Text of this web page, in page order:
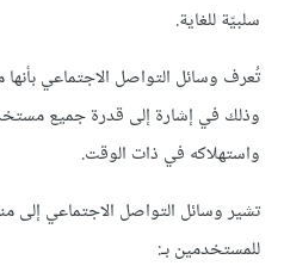
سلبيّة للغاية.
وذلك في إشارة إلى قدرة جميع
واستهلاكه في ذات الوقت.
تشير وسائل التواصل الاجتماعي إلى
للمستخدمين بـ: